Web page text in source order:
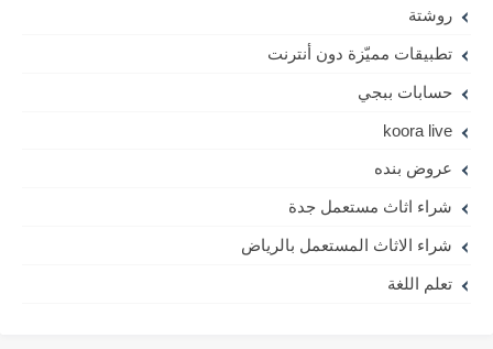
روشتة
تطبيقات مميّزة دون أنترنت
حسابات ببجي
koora live
عروض بنده
شراء اثاث مستعمل جدة
شراء الاثاث المستعمل بالرياض
تعلم اللغة